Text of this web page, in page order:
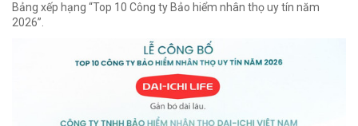
Bảng xếp hạng “Top 10 Công ty Bảo hiểm nhân thọ uy tín năm
2026”.